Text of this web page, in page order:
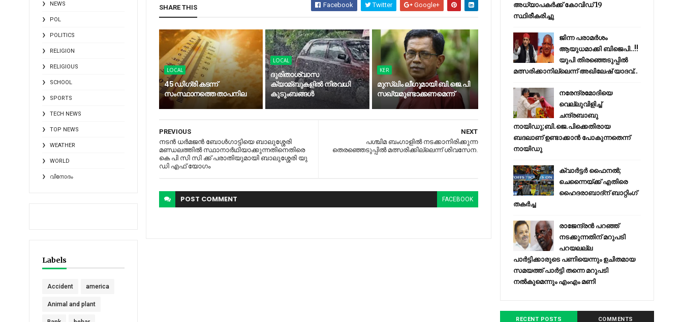
NEWS
POL
POLITICS
RELIGION
RELIGIOUS
SCHOOL
SPORTS
TECH NEWS
TOP NEWS
WEATHER
WORLD
വിനോദം
Labels
Accident america
Animal and plant
SHARE THIS Facebook Twitter Google+
LOCAL
45 ഡിഗ്രി കടന്ന്
സംസ്ഥാനത്തെ താപനില
LOCAL
ദുരിതാശ്വാസ
ക്യാമ്ബുകളിൽ നിരവധി
കുടുംബങ്ങൾ
KER
മുസ്‍ലിം ലീഗുമായി ബി.ജെ.പി
സഖ്യമുണ്ടാക്കണമെന്ന്
NEXT
പശ്ചിമ ബംഗാളില്‍ നടക്കാനിരിക്കുന്ന
തെരഞ്ഞെടുപ്പില്‍ മത്സരിക്കില്ലെന്ന്​ ശിവസേന.
PREVIOUS
നടന്‍ ധര്‍മജന്‍ ബോള്‍ഗാട്ടിയെ ബാലുശ്ശേരി
മണ്ഡലത്തില്‍ സ്ഥാനാര്‍ഥിയാക്കുന്നതിനെതിരെ
കെ പി സി സി ക്ക് പരാതിയുമായി ബാലുശ്ശേരി യു
ഡി എഫ് യോഗം
POST COMMENT FACEBOOK
അധ്യാപകര്‍ക്ക് കോവിഡ് 19
സ്ഥിരീകരിച്ചു
ജിന്ന പരാമര്‍ശം
ആയുധമാക്കി ബിജെപി..!!
യുപി തിരഞ്ഞെടുപ്പില്‍
മത്സരിക്കാനില്ലെന്ന് അഖിലേഷ് യാദവ്..
നരേന്ദ്രമോദിയെ
വെല്ലുവിളിച്ച്
ചന്ദ്രബാബു
നായിഡു;ബി.ജെ.പിക്കെതിരായ
ബദലാണ് ഉണ്ടാക്കാന്‍ പോകുന്നതെന്ന്
നായിഡു
ക്വാർട്ടർ ഫൈനൽ;
ചെന്നൈയ്ക്ക് എതിരെ
ഹൈദരാബാദ്ന് ബാറ്റിംഗ്
തകർച്ച
രാജേന്ദ്രന്‍ പറഞ്ഞ്
നടക്കുന്നതിന് മറുപടി
പറയലല്ല
പാര്‍ട്ടിക്കാരുടെ പണിയെന്നും ഉചിതമായ
സമയത്ത് പാര്‍ട്ടി തന്നെ മറുപടി
നല്‍കുമെന്നും എംഎം മണി
RECENT POSTS COMMENTS